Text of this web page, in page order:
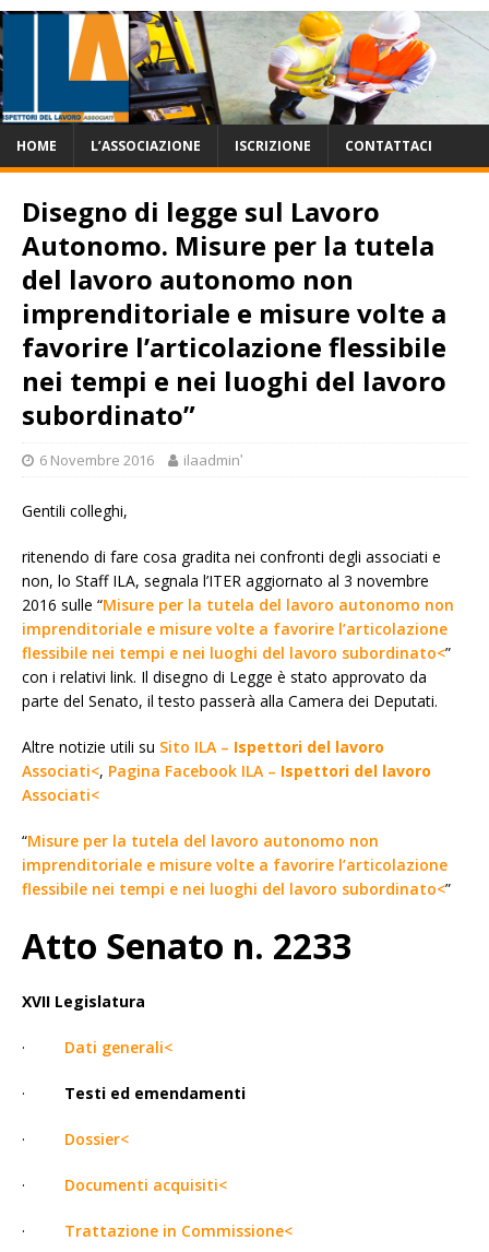
HOME L’ASSOCIAZIONE ISCRIZIONE CONTATTACI
Disegno di legge sul Lavoro
Autonomo. Misure per la tutela
del lavoro autonomo non
imprenditoriale e misure volte a
favorire l’articolazione flessibile
nei tempi e nei luoghi del lavoro
subordinato”
6 Novembre 2016 ilaadminʹ
Gentili colleghi,
ritenendo di fare cosa gradita nei confronti degli associati e
non, lo Staff ILA, segnala l’ITER aggiornato al 3 novembre
2016 sulle “Misure per la tutela del lavoro autonomo non
imprenditoriale e misure volte a favorire l’articolazione
flessibile nei tempi e nei luoghi del lavoro subordinato<”
con i relativi link. Il disegno di Legge è stato approvato da
parte del Senato, il testo passerà alla Camera dei Deputati.
Altre notizie utili su Sito ILA – Ispettori del lavoro
Associati<, Pagina Facebook ILA – Ispettori del lavoro
Associati<
“Misure per la tutela del lavoro autonomo non
imprenditoriale e misure volte a favorire l’articolazione
flessibile nei tempi e nei luoghi del lavoro subordinato<”
Atto Senato n. 2233
XVII Legislatura
· Dati generali<
· Testi ed emendamenti
· Dossier<
· Documenti acquisiti<
· Trattazione in Commissione<